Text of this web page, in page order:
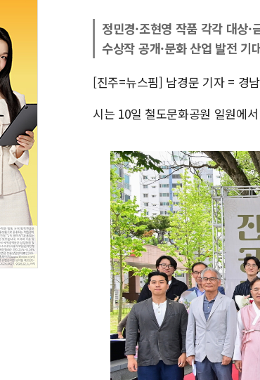
정민경·조현영 작품 각각 대상·
수상작 공개·문화 산업 발전 기
[진주=뉴스핌] 남경문 기자 = 경
시는 10일 철도문화공원 일원에